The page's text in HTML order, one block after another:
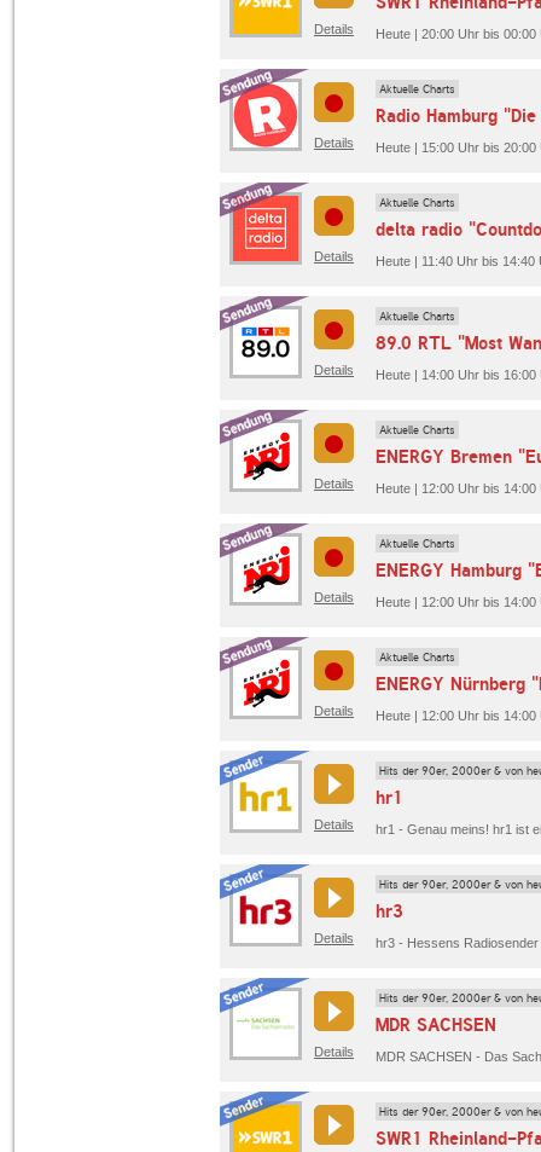
Details Heute | 20:00 Uhr bis
Details
Aktuelle Charts
Radio Hamburg
Heute | 15:00 Uhr bis
Details
Aktuelle Charts
delta radio
Heute | 11:40 Uhr bis 14:40
Details
Aktuelle Charts
89.0 RTL "Most
Heute | 14:00 Uhr bis
Details
Aktuelle Charts
ENERGY Bremen
Heute | 12:00 Uhr bis
Details
Aktuelle Charts
ENERGY Hamburg
Heute | 12:00 Uhr bis
Details
Aktuelle Charts
ENERGY Nürnberg
Heute | 12:00 Uhr bis
Details
Hits der 90er, 2000er & von
hr1
Details
Hits der 90er, 2000er & von
hr3
Details
Hits der 90er, 2000er & von
MDR SACHSEN
Hits der 90er, 2000er & von
SWR1 Rheinland-